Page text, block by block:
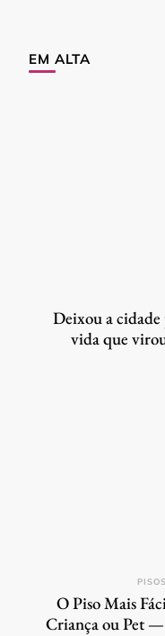
EM ALTA
Deixou a cidade
vida que
O Piso Mais
Criança ou Pet